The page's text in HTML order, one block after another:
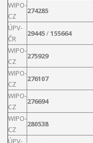
WIPO-
CZ
274285
ÚPV-
ČR
29445/155664
WIPO-
CZ
275929
WIPO-
CZ
276107
WIPO-
CZ
276694
WIPO-
CZ
280538
ÚPV-